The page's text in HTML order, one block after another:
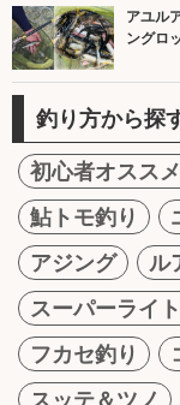
アユル
ングロ
釣り方から探
初心者オススメ
鮎トモ釣り
アジング
ル
スーパーライ
フカセ釣り
スッテ＆ツノ